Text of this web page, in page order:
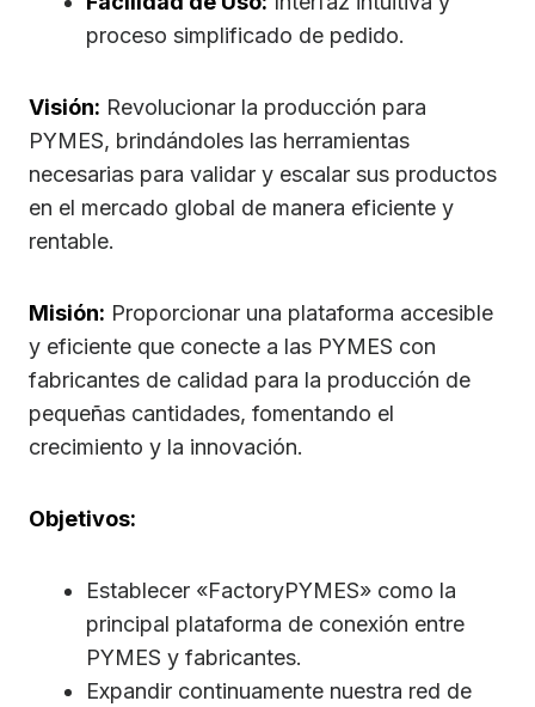
proceso simplificado de pedido.
Visión: Revolucionar la producción para
PYMES, brindándoles las herramientas
necesarias para validar y escalar sus productos
en el mercado global de manera eficiente y
rentable.
Misión: Proporcionar una plataforma accesible
y eficiente que conecte a las PYMES con
fabricantes de calidad para la producción de
pequeñas cantidades, fomentando el
crecimiento y la innovación.
Objetivos:
Establecer «FactoryPYMES» como la
principal plataforma de conexión entre
PYMES y fabricantes.
Expandir continuamente nuestra red de